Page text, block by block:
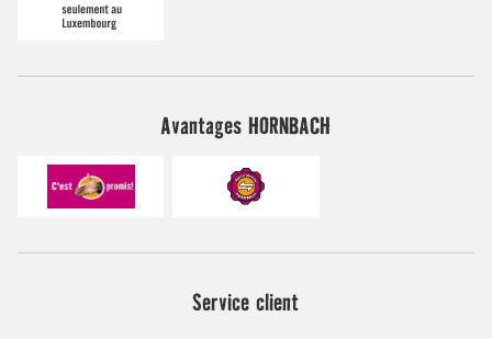
Avantages HORNBACH
Service client